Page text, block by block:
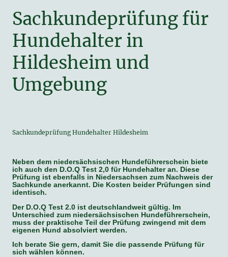
Sachkundeprüfung für
Hundehalter in
Hildesheim und
Umgebung
Sachkundeprüfung Hundehalter Hildesheim
Neben dem niedersächsischen Hundeführerschein biete
ich auch den D.O.Q Test 2,0 für Hundehalter an. Diese
Prüfung ist ebenfalls in Niedersachsen zum Nachweis der
Sachkunde anerkannt. Die Kosten beider Prüfungen sind
identisch.
Der D.O.Q Test 2.0 ist deutschlandweit gültig. Im
Unterschied zum niedersächsischen Hundeführerschein,
muss der praktische Teil der Prüfung zwingend mit dem
eigenen Hund absolviert werden.
Ich berate Sie gern, damit Sie die passende Prüfung für
sich wählen können.